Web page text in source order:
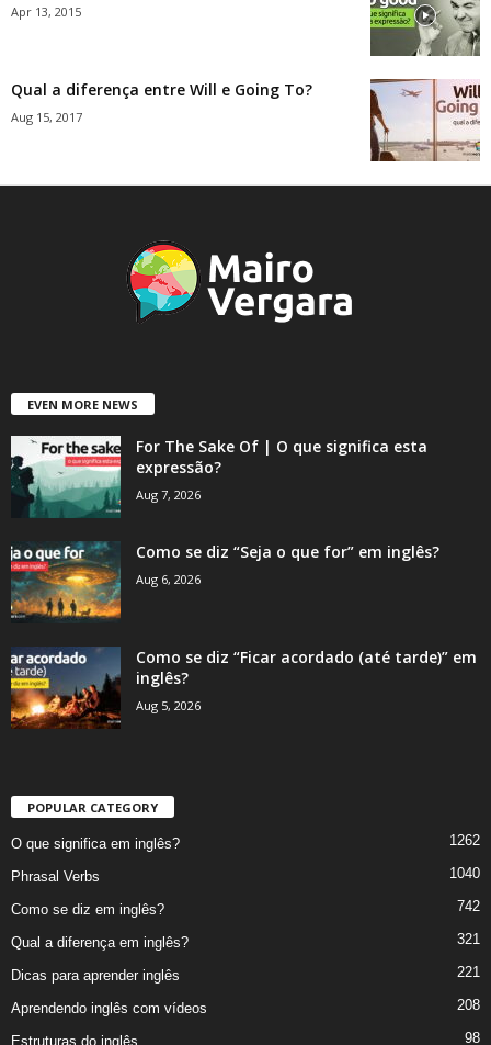
Apr 13, 2015
Qual a diferença entre Will e Going To?
Aug 15, 2017
EVEN MORE NEWS
For The Sake Of | O que significa esta
expressão?
Aug 7, 2026
Como se diz “Seja o que for” em inglês?
Aug 6, 2026
Como se diz “Ficar acordado (até tarde)” em
inglês?
Aug 5, 2026
POPULAR CATEGORY
O que significa em inglês? 1262
Phrasal Verbs 1040
Como se diz em inglês? 742
Qual a diferença em inglês? 321
Dicas para aprender inglês 221
Aprendendo inglês com vídeos 208
Estruturas do inglês 98